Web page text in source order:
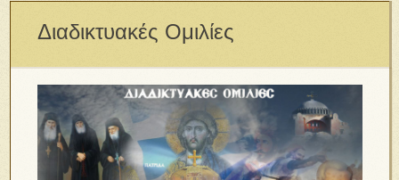
Διαδικτυακές Ομιλίες